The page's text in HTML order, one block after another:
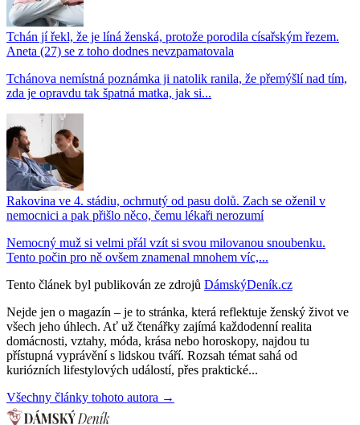
Tchán jí řekl, že je líná ženská, protože porodila císařským řezem.
Aneta (27) se z toho dodnes nevzpamatovala
Tchánova nemístná poznámka ji natolik ranila, že přemýšlí nad tím,
zda je opravdu tak špatná matka, jak si...
Rakovina ve 4. stádiu, ochrnutý od pasu dolů. Zach se oženil v
nemocnici a pak přišlo něco, čemu lékaři nerozumí
Nemocný muž si velmi přál vzít si svou milovanou snoubenku.
Tento počin pro ně ovšem znamenal mnohem víc,...
Tento článek byl publikován ze zdrojů DámskýDeník.cz
Nejde jen o magazín – je to stránka, která reflektuje ženský život ve
všech jeho úhlech. Ať už čtenářky zajímá každodenní realita
domácnosti, vztahy, móda, krása nebo horoskopy, najdou tu
přístupná vyprávění s lidskou tváří. Rozsah témat sahá od
kuriózních lifestylových událostí, přes praktické...
Všechny články tohoto autora →